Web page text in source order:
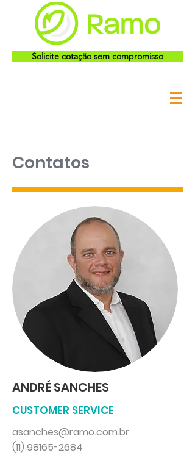
Solicite cotação sem compromisso
Contatos
ANDRÉ SANCHES
CUSTOMER SERVICE
asanches@ramo.com.br
(11) 98165-2684